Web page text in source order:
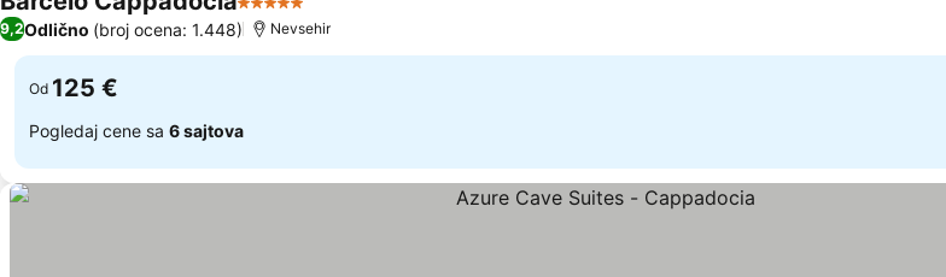
5 Zvezdice
9,2Odlično (broj ocena: 1.448) Nevsehir
Od 125 €
Pogledaj cene sa 6 sajtova